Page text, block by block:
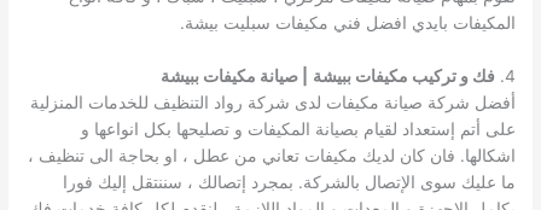
المكيفات بايدي افضل فني مكيفات سبليت بيشة.
4. فك و تركيب مكيفات ببيشة
| صيانة مكيفات ببيشة
أفضل شركة صيانة مكيفات لدى شركة رواد التنظيف للخدمات المنزلية
على أتم إستعداد لقيام بصيانة المكيفات و تصليحها بكل انواعها و
اشكالها. فان كان لديك مكيفات تعاني من عطل ، او بحاجة الى تنظيف ،
ما عليك سوى الإتصال بالشركة. بمجرد إتصالك ، سننتقل إليك فورا